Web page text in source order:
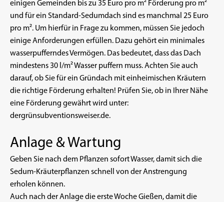
einigen Gemeinden bis zu 35 Euro pro m² Förderung pro m²
und für ein Standard-Sedumdach sind es manchmal 25 Euro
pro m². Um hierfür in Frage zu kommen, müssen Sie jedoch
einige Anforderungen erfüllen. Dazu gehört ein minimales
wasserpufferndes Vermögen. Das bedeutet, dass das Dach
mindestens 30 l/m² Wasser puffern muss. Achten Sie auch
darauf, ob Sie für ein Gründach mit einheimischen Kräutern
die richtige Förderung erhalten! Prüfen Sie, ob in Ihrer Nähe
eine Förderung gewährt wird unter:
dergrünsubventionsweiser.de.
Anlage & Wartung
Geben Sie nach dem Pflanzen sofort Wasser, damit sich die
Sedum-Kräuterpflanzen schnell von der Anstrengung
erholen können.
Auch nach der Anlage die erste Woche Gießen, damit die